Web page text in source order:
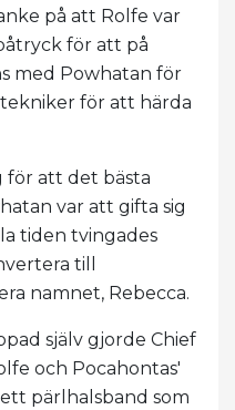
på att Rolfe var
för att på
med Powhatan för
för att härda
för att det bästa
var att gifta sig
tiden tvingades
till
namnet, Rebecca.
själv gjorde Chief
och Pocahontas'
pärlhalsband som